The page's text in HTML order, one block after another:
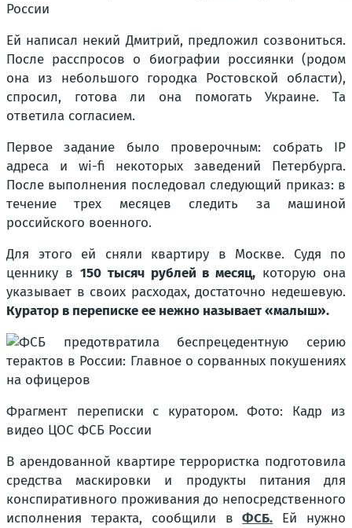
России
Ей написал некий Дмитрий, предложил созвониться.
После расспросов о биографии россиянки (родом
она из небольшого городка Ростовской области),
спросил, готова ли она помогать Украине. Та
ответила согласием.
Первое задание было проверочным: собрать IP
адреса и wi-fi некоторых заведений Петербурга.
После выполнения последовал следующий приказ: в
течение трех месяцев следить за машиной
российского военного.
Для этого ей сняли квартиру в Москве. Судя по
ценнику в 150 тысяч рублей в месяц, которую она
указывает в своих расходах, достаточно недешевую.
Куратор в переписке ее нежно называет «малыш».
Фрагмент переписки с куратором. Фото: Кадр из
видео ЦОС ФСБ России
В арендованной квартире террористка подготовила
средства маскировки и продукты питания для
конспиративного проживания до непосредственного
исполнения теракта, сообщили вФСБ. Ей нужно